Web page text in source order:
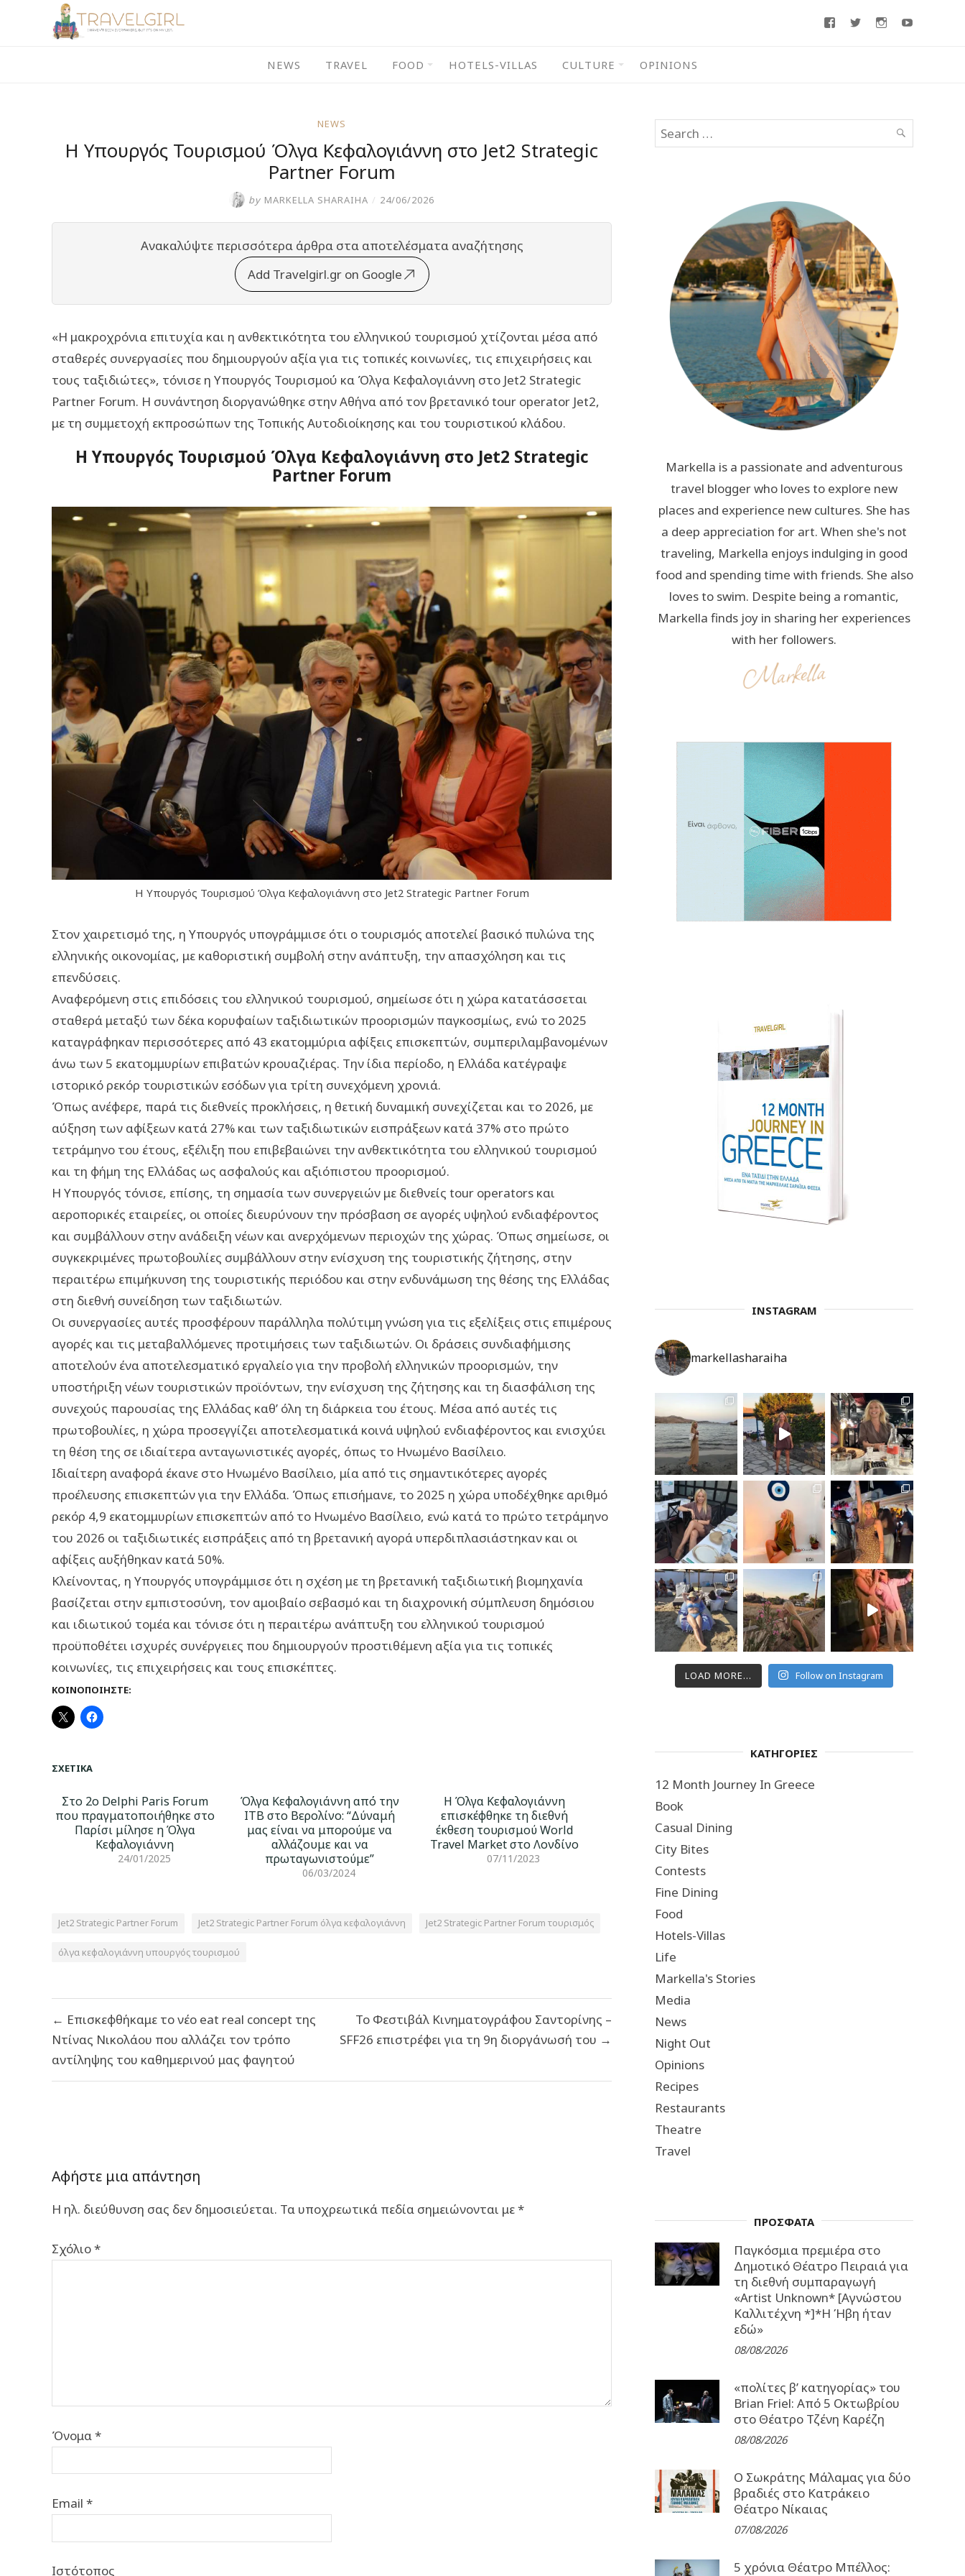
FacebookTwitterInstagram
NEWS TRAVEL FOOD HOTELS-VILLAS CULTURE OPINIONS
NEWS
Η Υπουργός Τουρισμού Όλγα Κεφαλογιάννη στο Jet2 Strategic
Partner Forum
by MARKELLA SHARAIHA / 24/06/2026
Ανακαλύψτε περισσότερα άρθρα στα αποτελέσματα αναζήτησης
Add Travelgirl.gr on Google
«Η μακροχρόνια επιτυχία και η ανθεκτικότητα του ελληνικού τουρισμού χτίζονται μέσα από
σταθερές συνεργασίες που δημιουργούν αξία για τις τοπικές κοινωνίες, τις επιχειρήσεις και
τους ταξιδιώτες», τόνισε η Υπουργός Τουρισμού κα Όλγα Κεφαλογιάννη στο Jet2 Strategic
Partner Forum. Η συνάντηση διοργανώθηκε στην Αθήνα από τον βρετανικό tour operator Jet2,
με τη συμμετοχή εκπροσώπων της Τοπικής Αυτοδιοίκησης και του τουριστικού κλάδου.
Η Υπουργός Τουρισμού Όλγα Κεφαλογιάννη στο Jet2 Strategic
Partner Forum
Η Υπουργός Τουρισμού Όλγα Κεφαλογιάννη στο Jet2 Strategic Partner Forum
Στον χαιρετισμό της, η Υπουργός υπογράμμισε ότι ο τουρισμός αποτελεί βασικό πυλώνα της
ελληνικής οικονομίας, με καθοριστική συμβολή στην ανάπτυξη, την απασχόληση και τις
επενδύσεις.
Αναφερόμενη στις επιδόσεις του ελληνικού τουρισμού, σημείωσε ότι η χώρα κατατάσσεται
σταθερά μεταξύ των δέκα κορυφαίων ταξιδιωτικών προορισμών παγκοσμίως, ενώ το 2025
καταγράφηκαν περισσότερες από 43 εκατομμύρια αφίξεις επισκεπτών, συμπεριλαμβανομένων
άνω των 5 εκατομμυρίων επιβατών κρουαζιέρας. Την ίδια περίοδο, η Ελλάδα κατέγραψε
ιστορικό ρεκόρ τουριστικών εσόδων για τρίτη συνεχόμενη χρονιά.
Όπως ανέφερε, παρά τις διεθνείς προκλήσεις, η θετική δυναμική συνεχίζεται και το 2026, με
αύξηση των αφίξεων κατά 27% και των ταξιδιωτικών εισπράξεων κατά 37% στο πρώτο
τετράμηνο του έτους, εξέλιξη που επιβεβαιώνει την ανθεκτικότητα του ελληνικού τουρισμού
και τη φήμη της Ελλάδας ως ασφαλούς και αξιόπιστου προορισμού.
Η Υπουργός τόνισε, επίσης, τη σημασία των συνεργειών με διεθνείς tour operators και
αεροπορικές εταιρείες, οι οποίες διευρύνουν την πρόσβαση σε αγορές υψηλού ενδιαφέροντος
και συμβάλλουν στην ανάδειξη νέων και ανερχόμενων περιοχών της χώρας. Όπως σημείωσε, οι
συγκεκριμένες πρωτοβουλίες συμβάλλουν στην ενίσχυση της τουριστικής ζήτησης, στην
περαιτέρω επιμήκυνση της τουριστικής περιόδου και στην ενδυνάμωση της θέσης της Ελλάδας
στη διεθνή συνείδηση των ταξιδιωτών.
Οι συνεργασίες αυτές προσφέρουν παράλληλα πολύτιμη γνώση για τις εξελίξεις στις επιμέρους
αγορές και τις μεταβαλλόμενες προτιμήσεις των ταξιδιωτών. Οι δράσεις συνδιαφήμισης
αποτελούν ένα αποτελεσματικό εργαλείο για την προβολή ελληνικών προορισμών, την
υποστήριξη νέων τουριστικών προϊόντων, την ενίσχυση της ζήτησης και τη διασφάλιση της
συνεχούς παρουσίας της Ελλάδας καθ’ όλη τη διάρκεια του έτους. Μέσα από αυτές τις
πρωτοβουλίες, η χώρα προσεγγίζει αποτελεσματικά κοινά υψηλού ενδιαφέροντος και ενισχύει
τη θέση της σε ιδιαίτερα ανταγωνιστικές αγορές, όπως το Ηνωμένο Βασίλειο.
Ιδιαίτερη αναφορά έκανε στο Ηνωμένο Βασίλειο, μία από τις σημαντικότερες αγορές
προέλευσης επισκεπτών για την Ελλάδα. Όπως επισήμανε, το 2025 η χώρα υποδέχθηκε αριθμό
ρεκόρ 4,9 εκατομμυρίων επισκεπτών από το Ηνωμένο Βασίλειο, ενώ κατά το πρώτο τετράμηνο
του 2026 οι ταξιδιωτικές εισπράξεις από τη βρετανική αγορά υπερδιπλασιάστηκαν και οι
αφίξεις αυξήθηκαν κατά 50%.
Κλείνοντας, η Υπουργός υπογράμμισε ότι η σχέση με τη βρετανική ταξιδιωτική βιομηχανία
βασίζεται στην εμπιστοσύνη, τον αμοιβαίο σεβασμό και τη διαχρονική σύμπλευση δημόσιου
και ιδιωτικού τομέα και τόνισε ότι η περαιτέρω ανάπτυξη του ελληνικού τουρισμού
προϋποθέτει ισχυρές συνέργειες που δημιουργούν προστιθέμενη αξία για τις τοπικές
κοινωνίες, τις επιχειρήσεις και τους επισκέπτες.
ΚΟΙΝΟΠΟΙΉΣΤΕ:
ΣΧΕΤΙΚΆ
Στο 2ο Delphi Paris Forum
που πραγματοποιήθηκε στο
Παρίσι μίλησε η Όλγα
Κεφαλογιάννη
24/01/2025
Όλγα Κεφαλογιάννη από την
ITB στο Βερολίνο: “Δύναμή
μας είναι να μπορούμε να
αλλάζουμε και να
πρωταγωνιστούμε”
06/03/2024
H Όλγα Κεφαλογιάννη
επισκέφθηκε τη διεθνή
έκθεση τουρισμού World
Travel Market στο Λονδίνο
07/11/2023
Jet2 Strategic Partner Forum Jet2 Strategic Partner Forum όλγα κεφαλογιάννη Jet2 Strategic Partner Forum τουρισμός
όλγα κεφαλογιάννη υπουργός τουρισμού
άρθρων
← Επισκεφθήκαμε το νέο eat real concept της
Ντίνας Νικολάου που αλλάζει τον τρόπο
αντίληψης του καθημερινού μας φαγητού
Το Φεστιβάλ Κινηματογράφου Σαντορίνης –
SFF26 επιστρέφει για τη 9η διοργάνωσή του →
Αφήστε μια απάντηση
Η ηλ. διεύθυνση σας δεν δημοσιεύεται. Τα υποχρεωτικά πεδία σημειώνονται με*
Σχόλιο*
Όνομα*
Email *
Ιστότοπος
Search
for:
SEARCH
Markella is a passionate and adventurous
travel blogger who loves to explore new
places and experience new cultures. She has
a deep appreciation for art. When she's not
traveling, Markella enjoys indulging in good
food and spending time with friends. She also
loves to swim. Despite being a romantic,
Markella finds joy in sharing her experiences
with her followers.
INSTAGRAM
markellasharaiha
LOAD MORE... Follow on Instagram
ΚΑΤΗΓΟΡΙΕΣ
12 Month Journey In Greece
Book
Casual Dining
City Bites
Contests
Fine Dining
Food
Hotels-Villas
Life
Markella's Stories
Media
News
Night Out
Opinions
Recipes
Restaurants
Theatre
Travel
ΠΡΟΣΦΑΤΑ
Παγκόσμια πρεμιέρα στο
Δημοτικό Θέατρο Πειραιά για
τη διεθνή συμπαραγωγή
«Artist Unknown* [Αγνώστου
Καλλιτέχνη *]*Η Ήβη ήταν
εδώ»
08/08/2026
«πολίτες β’ κατηγορίας» του
Brian Friel: Από 5 Οκτωβρίου
στο Θέατρο Τζένη Καρέζη
08/08/2026
Ο Σωκράτης Μάλαμας για δύο
βραδιές στο Κατράκειο
Θέατρο Νίκαιας
07/08/2026
5 χρόνια Θέατρο Μπέλλος: